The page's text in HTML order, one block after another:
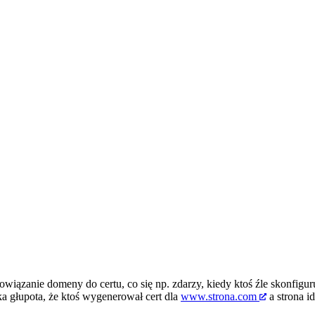
domeny do certu, co się np. zdarzy, kiedy ktoś źle
że ktoś wygenerował cert dla www.strona.com a strona